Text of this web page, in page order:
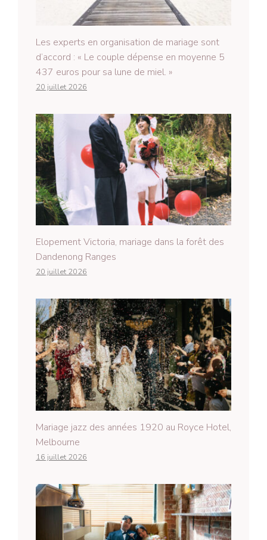
Les experts en organisation de mariage sont
d’accord : « Le couple dépense en moyenne 5
437 euros pour sa lune de miel. »
20 juillet 2026
Elopement Victoria, mariage dans la forêt des
Dandenong Ranges
20 juillet 2026
Mariage jazz des années 1920 au Royce Hotel,
Melbourne
16 juillet 2026